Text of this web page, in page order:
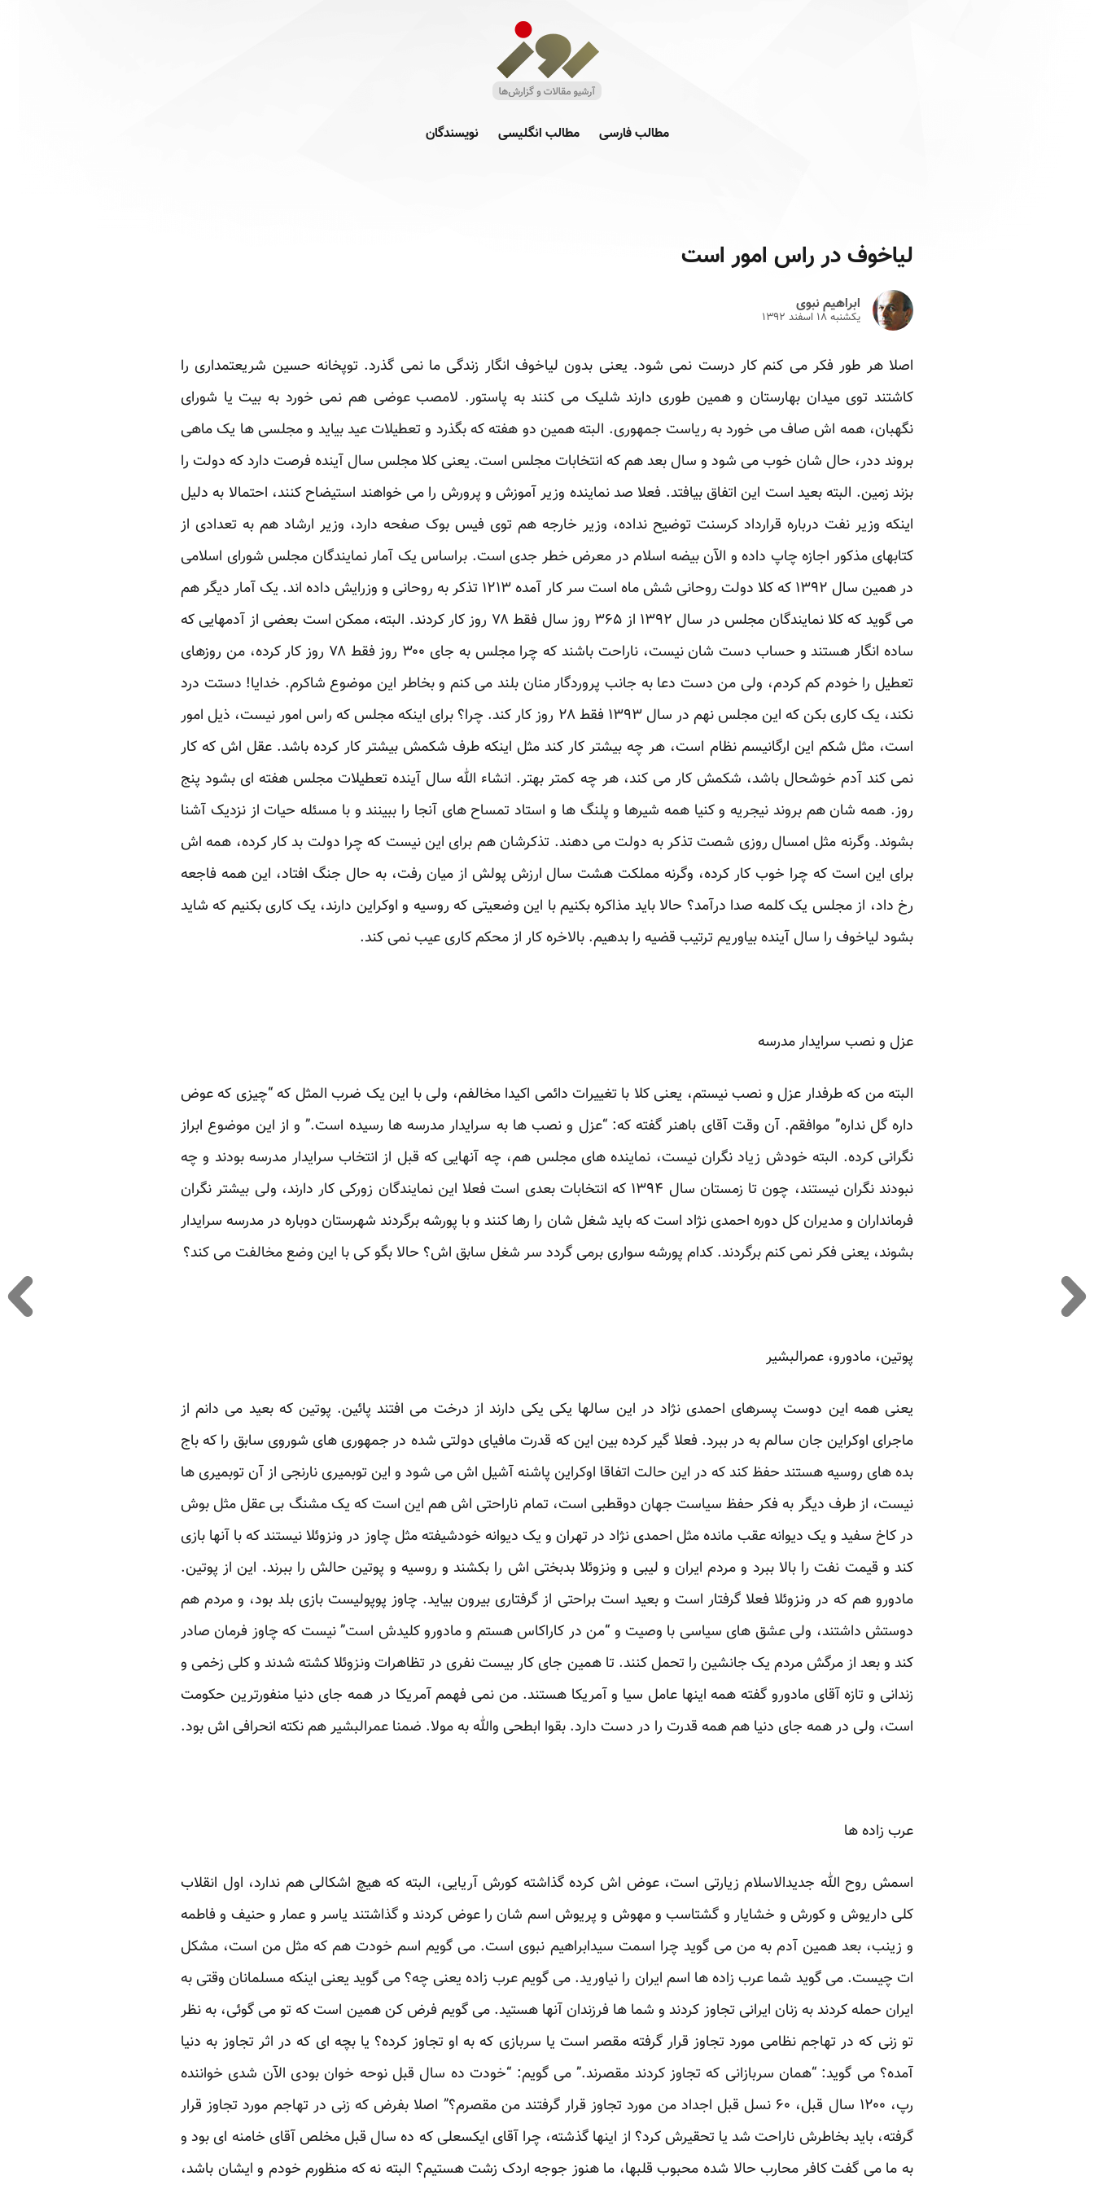
مطالب فارسی مطالب انگلیسی نویسندگان
لیاخوف در راس امور است
ابراهیم نبوی
یکشنبه ۱۸ اسفند ۱۳۹۲
اصلا هر طور فکر می کنم کار درست نمی شود. یعنی بدون لیاخوف انگار زندگی ما نمی گذرد. توپخانه حسین شریعتمداری را
کاشتند توی میدان بهارستان و همین طوری دارند شلیک می کنند به پاستور. لامصب عوضی هم نمی خورد به بیت یا شورای
نگهبان، همه اش صاف می خورد به ریاست جمهوری. البته همین دو هفته که بگذرد و تعطیلات عید بیاید و مجلسی ها یک ماهی
بروند ددر، حال شان خوب می شود و سال بعد هم که انتخابات مجلس است. یعنی کلا مجلس سال آینده فرصت دارد که دولت را
بزند زمین. البته بعید است این اتفاق بیافتد. فعلا صد نماینده وزیر آموزش و پرورش را می خواهند استیضاح کنند، احتمالا به دلیل
اینکه وزیر نفت درباره قرارداد کرسنت توضیح نداده، وزیر خارجه هم توی فیس بوک صفحه دارد، وزیر ارشاد هم به تعدادی از
کتابهای مذکور اجازه چاپ داده و الآن بیضه اسلام در معرض خطر جدی است. براساس یک آمار نمایندگان مجلس شورای اسلامی
در همین سال ۱۳۹۲ که کلا دولت روحانی شش ماه است سر کار آمده ۱۲۱۳ تذکر به روحانی و وزرایش داده اند. یک آمار دیگر هم
می گوید که کلا نمایندگان مجلس در سال ۱۳۹۲ از ۳۶۵ روز سال فقط ۷۸ روز کار کردند. البته، ممکن است بعضی از آدمهایی که
ساده انگار هستند و حساب دست شان نیست، ناراحت باشند که چرا مجلس به جای ۳۰۰ روز فقط ۷۸ روز کار کرده، من روزهای
تعطیل را خودم کم کردم، ولی من دست دعا به جانب پروردگار منان بلند می کنم و بخاطر این موضوع شاکرم. خدایا! دستت درد
نکند، یک کاری بکن که این مجلس نهم در سال ۱۳۹۳ فقط ۲۸ روز کار کند. چرا؟ برای اینکه مجلس که راس امور نیست، ذیل امور
است، مثل شکم این ارگانیسم نظام است، هر چه بیشتر کار کند مثل اینکه طرف شکمش بیشتر کار کرده باشد. عقل اش که کار
نمی کند آدم خوشحال باشد، شکمش کار می کند، هر چه کمتر بهتر. انشاء الله سال آینده تعطیلات مجلس هفته ای بشود پنج
روز. همه شان هم بروند نیجریه و کنیا همه شیرها و پلنگ ها و استاد تمساح های آنجا را ببینند و با مسئله حیات از نزدیک آشنا
بشوند. وگرنه مثل امسال روزی شصت تذکر به دولت می دهند. تذکرشان هم برای این نیست که چرا دولت بد کار کرده، همه اش
برای این است که چرا خوب کار کرده، وگرنه مملکت هشت سال ارزش پولش از میان رفت، به حال جنگ افتاد، این همه فاجعه
رخ داد، از مجلس یک کلمه صدا درآمد؟ حالا باید مذاکره بکنیم با این وضعیتی که روسیه و اوکراین دارند، یک کاری بکنیم که شاید
بشود لیاخوف را سال آینده بیاوریم ترتیب قضیه را بدهیم. بالاخره کار از محکم کاری عیب نمی کند.
عزل و نصب سرایدار مدرسه
البته من که طرفدار عزل و نصب نیستم، یعنی کلا با تغییرات دائمی اکیدا مخالفم، ولی با این یک ضرب المثل که “چیزی که عوض
داره گل نداره” موافقم. آن وقت آقای باهنر گفته که: “عزل و نصب ها به سرایدار مدرسه ها رسیده است.” و از این موضوع ابراز
نگرانی کرده. البته خودش زیاد نگران نیست، نماینده های مجلس هم، چه آنهایی که قبل از انتخاب سرایدار مدرسه بودند و چه
نبودند نگران نیستند، چون تا زمستان سال ۱۳۹۴ که انتخابات بعدی است فعلا این نمایندگان زورکی کار دارند، ولی بیشتر نگران
فرمانداران و مدیران کل دوره احمدی نژاد است که باید شغل شان را رها کنند و با پورشه برگردند شهرستان دوباره در مدرسه سرایدار
بشوند، یعنی فکر نمی کنم برگردند. کدام پورشه سواری برمی گردد سر شغل سابق اش؟ حالا بگو کی با این وضع مخالفت می کند؟
پوتین، مادورو، عمرالبشیر
یعنی همه این دوست پسرهای احمدی نژاد در این سالها یکی یکی دارند از درخت می افتند پائین. پوتین که بعید می دانم از
ماجرای اوکراین جان سالم به در ببرد. فعلا گیر کرده بین این که قدرت مافیای دولتی شده در جمهوری های شوروی سابق را که باج
بده های روسیه هستند حفظ کند که در این حالت اتفاقا اوکراین پاشنه آشیل اش می شود و این توبمیری نارنجی از آن توبمیری ها
نیست، از طرف دیگر به فکر حفظ سیاست جهان دوقطبی است، تمام ناراحتی اش هم این است که یک مشنگ بی عقل مثل بوش
در کاخ سفید و یک دیوانه عقب مانده مثل احمدی نژاد در تهران و یک دیوانه خودشیفته مثل چاوز در ونزوئلا نیستند که با آنها بازی
کند و قیمت نفت را بالا ببرد و مردم ایران و لیبی و ونزوئلا بدبختی اش را بکشند و روسیه و پوتین حالش را ببرند. این از پوتین.
مادورو هم که در ونزوئلا فعلا گرفتار است و بعید است براحتی از گرفتاری بیرون بیاید. چاوز پوپولیست بازی بلد بود، و مردم هم
دوستش داشتند، ولی عشق های سیاسی با وصیت و “من در کاراکاس هستم و مادورو کلیدش است” نیست که چاوز فرمان صادر
کند و بعد از مرگش مردم یک جانشین را تحمل کنند. تا همین جای کار بیست نفری در تظاهرات ونزوئلا کشته شدند و کلی زخمی و
زندانی و تازه آقای مادورو گفته همه اینها عامل سیا و آمریکا هستند. من نمی فهمم آمریکا در همه جای دنیا منفورترین حکومت
است، ولی در همه جای دنیا هم همه قدرت را در دست دارد. بقوا ابطحی والله به مولا. ضمنا عمرالبشیر هم نکته انحرافی اش بود.
عرب زاده ها
اسمش روح الله جدیدالاسلام زیارتی است، عوض اش کرده گذاشته کورش آریایی، البته که هیچ اشکالی هم ندارد، اول انقلاب
کلی داریوش و کورش و خشایار و گشتاسب و مهوش و پریوش اسم شان را عوض کردند و گذاشتند یاسر و عمار و حنیف و فاطمه
و زینب، بعد همین آدم به من می گوید چرا اسمت سیدابراهیم نبوی است. می گویم اسم خودت هم که مثل من است، مشکل
ات چیست. می گوید شما عرب زاده ها اسم ایران را نیاورید. می گویم عرب زاده یعنی چه؟ می گوید یعنی اینکه مسلمانان وقتی به
ایران حمله کردند به زنان ایرانی تجاوز کردند و شما ها فرزندان آنها هستید. می گویم فرض کن همین است که تو می گوئی، به نظر
تو زنی که در تهاجم نظامی مورد تجاوز قرار گرفته مقصر است یا سربازی که به او تجاوز کرده؟ یا بچه ای که در اثر تجاوز به دنیا
آمده؟ می گوید: “همان سربازانی که تجاوز کردند مقصرند.” می گویم: “خودت ده سال قبل نوحه خوان بودی الآن شدی خواننده
رپ، ۱۲۰۰ سال قبل، ۶۰ نسل قبل اجداد من مورد تجاوز قرار گرفتند من مقصرم؟” اصلا بفرض که زنی در تهاجم مورد تجاوز قرار
گرفته، باید بخاطرش ناراحت شد یا تحقیرش کرد؟ از اینها گذشته، چرا آقای ایکسعلی که ده سال قبل مخلص آقای خامنه ای بود و
به ما می گفت کافر محارب حالا شده محبوب قلبها، ما هنوز جوجه اردک زشت هستیم؟ البته نه که منظورم خودم و ایشان باشد،